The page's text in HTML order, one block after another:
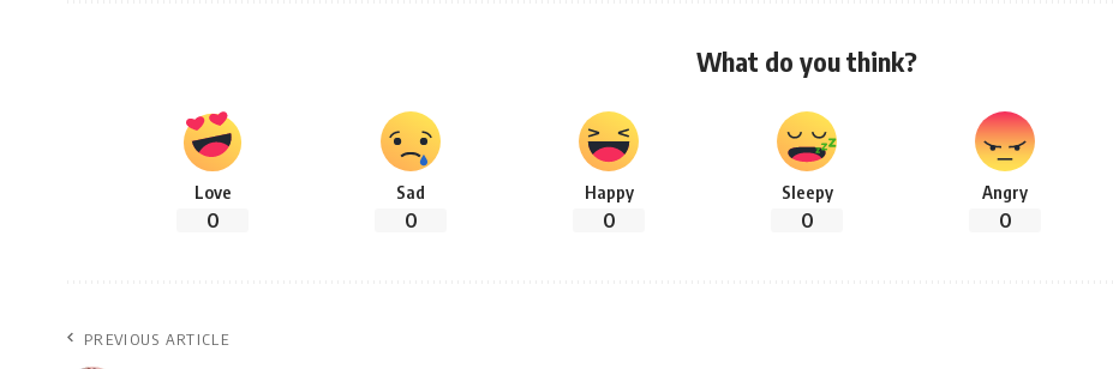
What do you think?
Love
0
Sad
0
Happy
0
Sleepy
0
Angry
0
PREVIOUS ARTICLE